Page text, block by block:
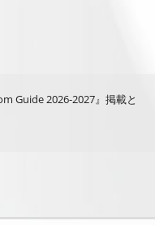
Guide 2026-2027』掲載と